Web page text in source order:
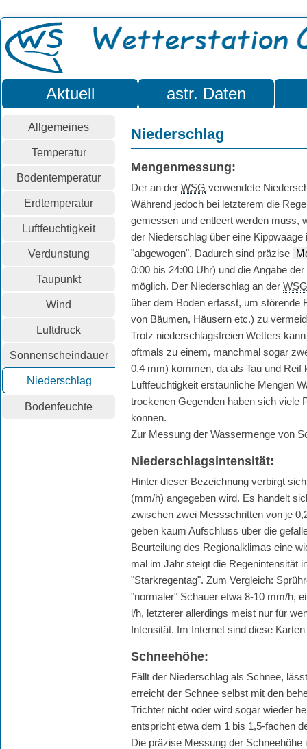
Aktuell astr. Daten
Allgemeines
Temperatur
Bodentemperatur
Erdtemperatur
Luftfeuchtigkeit
Verdunstung
Taupunkt
Wind
Luftdruck
Sonnenscheindauer
Niederschlag
Bodenfeuchte
Niederschlag
Mengenmessung:
Der an der WSG verwendete
Während jedoch bei letzterem die
gemessen und entleert werden muss,
der Niederschlag über eine
"abgewogen". Dadurch sind präzise
0:00 bis 24:00 Uhr) und die Angabe der
möglich. Der Niederschlag an der WSG
über dem Boden erfasst, um störende
von Bäumen, Häusern etc.) zu
Trotz niederschlagsfreien Wetters
oftmals zu einem, manchmal sogar
0,4 mm) kommen, da als Tau und Reif
Luftfeuchtigkeit erstaunliche Mengen
trockenen Gegenden haben sich viele
können.
Zur Messung der Wassermenge von
Niederschlagsintensität:
Hinter dieser Bezeichnung verbirgt
(mm/h) angegeben wird. Es handelt
zwischen zwei Messschritten von je
geben kaum Aufschluss über die
Beurteilung des Regionalklimas eine
mal im Jahr steigt die Regenintensität
"Starkregentag". Zum Vergleich:
"normaler" Schauer etwa 8-10 mm/h,
l/h, letzterer allerdings meist nur für
Intensität. Im Internet sind diese
Schneehöhe:
Fällt der Niederschlag als Schnee,
erreicht der Schnee selbst mit den
Trichter nicht oder wird sogar wieder
entspricht etwa dem 1 bis 1,5-fachen
Die präzise Messung der